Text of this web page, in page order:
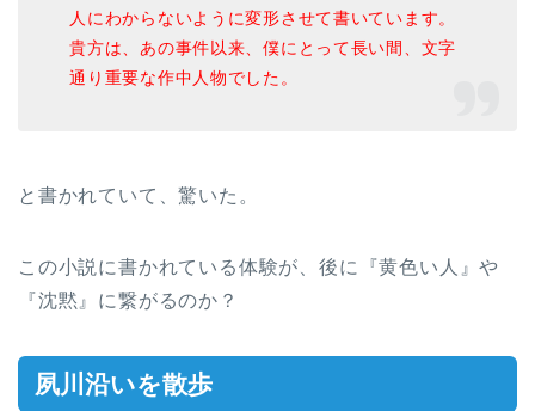
人にわからないように変形させて書いています。
貴方は、あの事件以来、僕にとって長い間、文字
通り重要な作中人物でした。
と書かれていて、驚いた。
この小説に書かれている体験が、後に『黄色い人』や
『沈黙』に繋がるのか？
夙川沿いを散歩